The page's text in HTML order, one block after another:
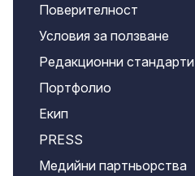
Поверителност
Условия за ползване
Редакционни стандарти
Портфолио
Екип
PRESS
Медийни партньорства